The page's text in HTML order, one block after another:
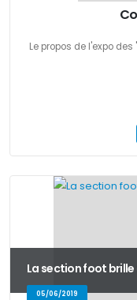
Le propos de l'expo
La section foot
05/06/2019